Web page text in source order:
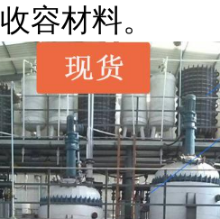
容材料。